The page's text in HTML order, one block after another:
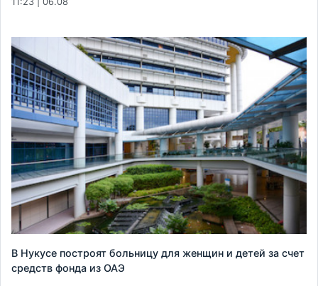
В Нукусе построят больницу для женщин и детей за счет
средств фонда из ОАЭ